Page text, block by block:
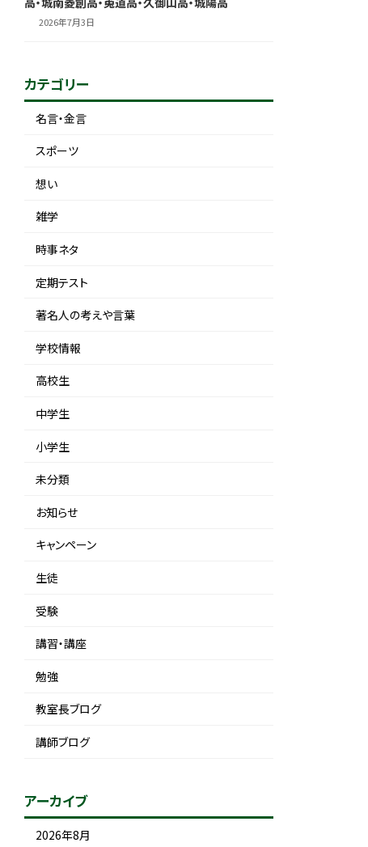
2026年7月3日
カテゴリー
名言・金言
スポーツ
想い
雑学
時事ネタ
定期テスト
著名人の考えや言葉
学校情報
高校生
中学生
小学生
未分類
お知らせ
キャンペーン
生徒
受験
講習・講座
勉強
教室長ブログ
講師ブログ
アーカイブ
2026年8月